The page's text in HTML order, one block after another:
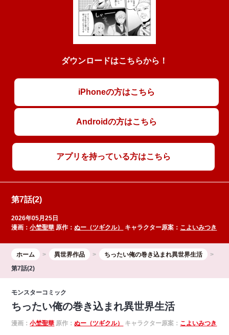
ダウンロードはこちらから！
iPhoneの方はこちら
Androidの方はこちら
アプリを持っている方はこちら
第7話(2)
2026年05月25日
漫画：小埜聖華 原作：ぬー（ツギクル） キャラクター原案： こよいみつき
ホーム 異世界作品
ちったい俺の巻き込まれ異世界生活
第7話(2)
モンスターコミック
ちったい俺の巻き込まれ異世界生活
漫画：小埜聖華 原作：ぬー（ツギクル） キャラクター原案： こよいみつき